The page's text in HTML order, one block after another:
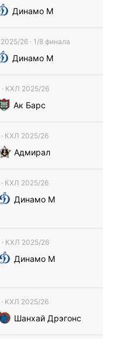
Динамо М
2025/26 · 1/8 финaла
Динамо М
· КХЛ 2025/26
Ак Барс
· КХЛ 2025/26
Адмирал
· КХЛ 2025/26
Динамо М
· КХЛ 2025/26
Динамо М
· КХЛ 2025/26
Шанхай Дрэгонс